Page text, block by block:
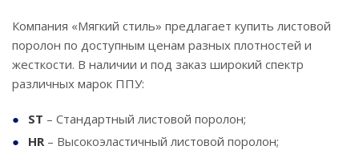
Компания «Мягкий стиль» предлагает купить листовой
поролон по доступным ценам разных плотностей и
жесткости. В наличии и под заказ широкий спектр
различных марок ППУ:
ST – Стандартный листовой поролон;
HR– Высокоэластичный листовой поролон;